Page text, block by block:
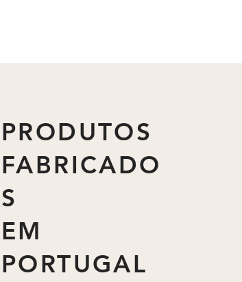
PRODUTOS
FABRICADO
S
EM
PORTUGAL